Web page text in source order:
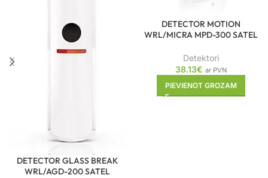
DETECTOR GLASS BREAK
WRL/AGD-200 SATEL
DETECTOR MOTION
WRL/MICRA MPD-300 SATEL
Detektori
38.13€ ar PVN
PIEVIENOT GROZAM